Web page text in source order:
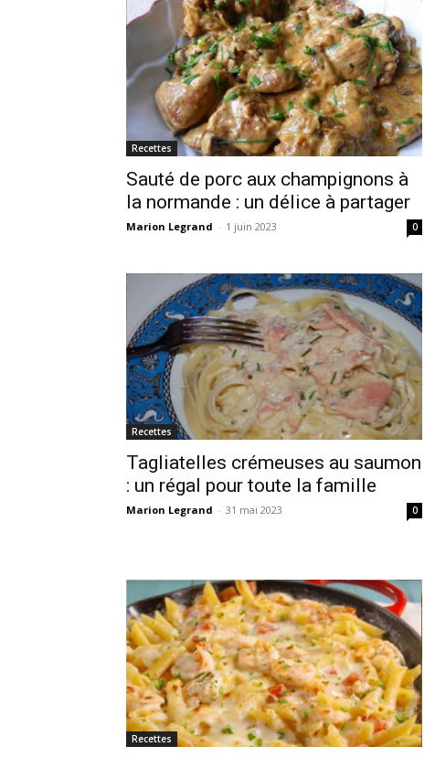
Recettes
Sauté de porc aux champignons à
la normande : un délice à partager
Marion Legrand - 1 juin 2023 0
Recettes
Tagliatelles crémeuses au saumon
: un régal pour toute la famille
Marion Legrand - 31 mai 2023 0
Recettes